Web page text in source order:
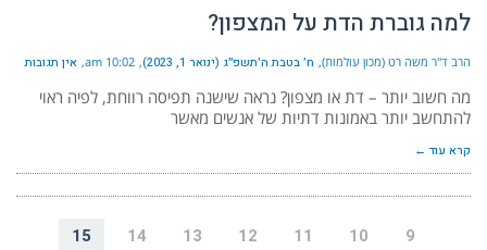
למה גוברת הדת על המצפון?
הרב ד"ר משה רט (מכון עולמות) ח׳ בטבת ה׳תשפ״ג (ינואר 1, 2023) 10:02 am אין תגובות
מה חשוב יותר – דת או מצפון? נראה שישנה תפיסה רווחת, לפיה ראוי
להתחשב יותר באמונות דתיות של אנשים מאשר
קרא עוד ←
9
10
11
12
13
14
15